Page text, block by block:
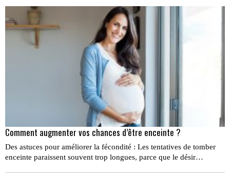
Comment augmenter vos chances d’être enceinte ?
Des astuces pour améliorer la fécondité : Les tentatives de tomber
enceinte paraissent souvent trop longues, parce que le désir…